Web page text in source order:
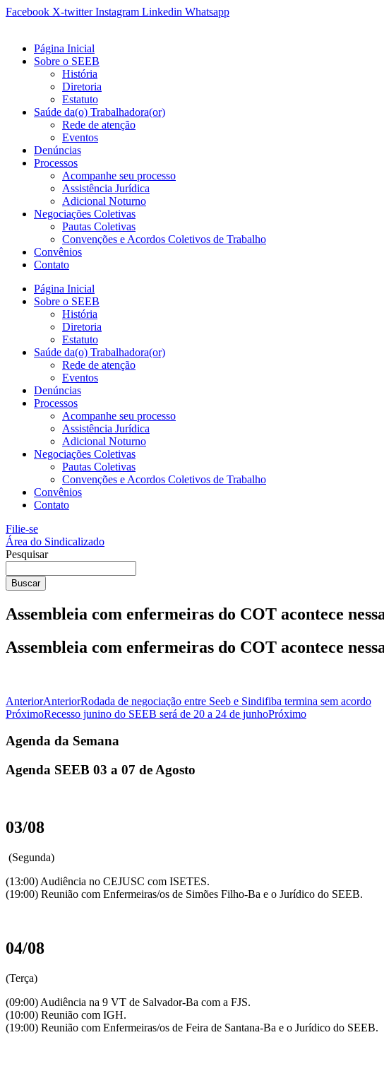
Ir
conteúdo
Facebook X-twitter Instagram Linkedin Whatsapp
Página Inicial
Sobre o SEEB
História
Diretoria
Estatuto
Saúde da(o) Trabalhadora(or)
Rede de atenção
Eventos
Denúncias
Processos
Acompanhe seu processo
Assistência Jurídica
Adicional Noturno
Negociações Coletivas
Pautas Coletivas
Convenções e Acordos Coletivos de Trabalho
Convênios
Contato
Página Inicial
Sobre o SEEB
História
Diretoria
Estatuto
Saúde da(o) Trabalhadora(or)
Rede de atenção
Eventos
Denúncias
Processos
Acompanhe seu processo
Assistência Jurídica
Adicional Noturno
Negociações Coletivas
Pautas Coletivas
Convenções e Acordos Coletivos de Trabalho
Convênios
Contato
Filie-se
Área do Sindicalizado
Pesquisar
Buscar
Assembleia com enfermeiras do COT acontece
Assembleia com enfermeiras do COT acontece
AnteriorAnteriorRodada de negociação entre Seeb e Sindifiba termina sem acordo
PróximoRecesso junino do SEEB será de 20 a 24 de junhoPróximo
Agenda da Semana
Agenda SEEB 03 a 07 de Agosto
03/08
(Segunda)
(13:00) Audiência no CEJUSC com ISETES.
(19:00) Reunião com Enfermeiras/os de Simões Filho-Ba e o Jurídico do SEEB.
04/08
(Terça)
(09:00) Audiência na 9 VT de Salvador-Ba com a FJS.
(10:00) Reunião com IGH.
(19:00) Reunião com Enfermeiras/os de Feira de Santana-Ba e o Jurídico do SEEB.